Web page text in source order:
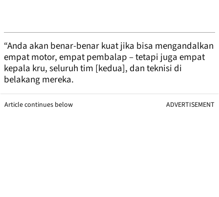
“Anda akan benar-benar kuat jika bisa mengandalkan
empat motor, empat pembalap – tetapi juga empat
kepala kru, seluruh tim [kedua], dan teknisi di
belakang mereka.
Article continues below ADVERTISEMENT